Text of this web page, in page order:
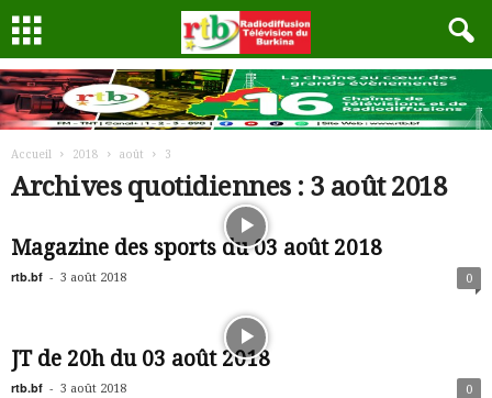
Accueil 2018 août 3
Archives quotidiennes : 3 août 2018
Magazine des sports du 03 août 2018
rtb.bf - 3 août 2018 0
JT de 20h du 03 août 2018
rtb.bf - 3 août 2018 0